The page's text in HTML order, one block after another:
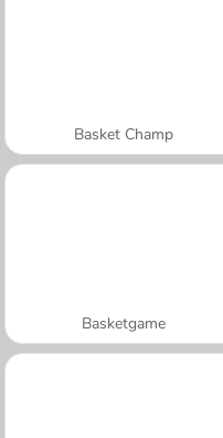
Basket Champ
Basketgame